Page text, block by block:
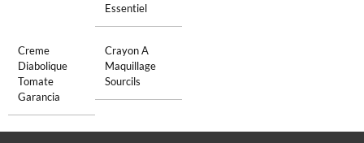
Essentiel
Creme
Diabolique
Tomate
Garancia
Crayon A
Maquillage
Sourcils